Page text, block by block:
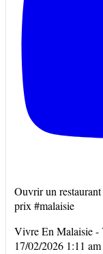
Ouvrir un
prix #malaisie
Vivre En Malaisie -
17/02/2026 1:11 am